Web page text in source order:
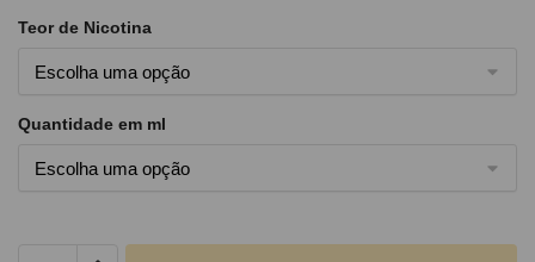
Teor de Nicotina
Quantidade em ml